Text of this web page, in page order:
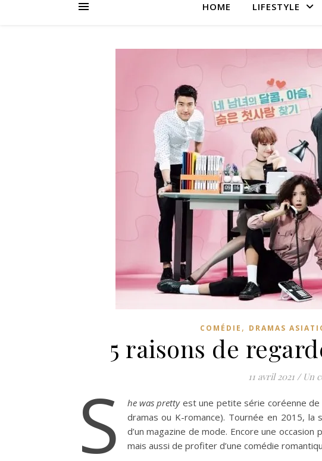
HOME LIFESTYLE
COMÉDIE , DRAMAS
5 raisons de
11 avril 2021 / Un
S he was prettyest une petite série coréenne de
dramas ou K-romance). Tournée en 2015,
d’un magazine de mode. Encore une
mais aussi de profiter d’une comédie